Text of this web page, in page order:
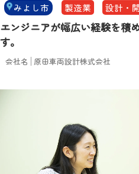
みよし市 製造業 設計・
エンジニアが幅広い経験を積
す。
会社名 原田車両設計株式会社